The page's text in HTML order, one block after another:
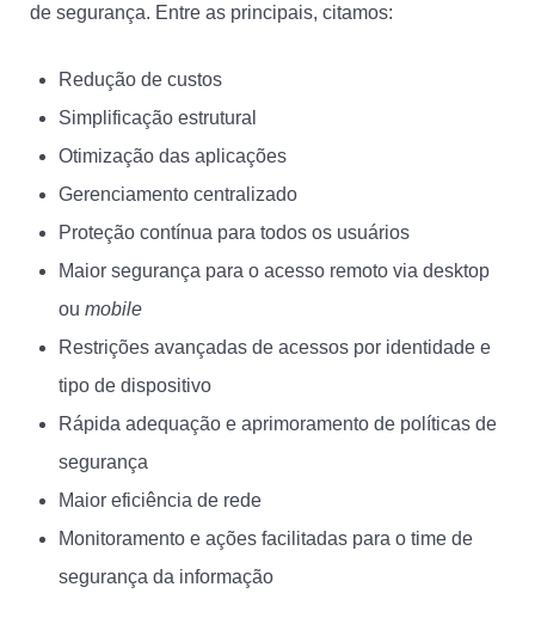
de segurança. Entre as principais, citamos:
Redução de custos
Simplificação estrutural
Otimização das aplicações
Gerenciamento centralizado
Proteção contínua para todos os usuários
Maior segurança para o acesso remoto via desktop
ou mobile
Restrições avançadas de acessos por identidade e
tipo de dispositivo
Rápida adequação e aprimoramento de políticas de
segurança
Maior eficiência de rede
Monitoramento e ações facilitadas para o time de
segurança da informação